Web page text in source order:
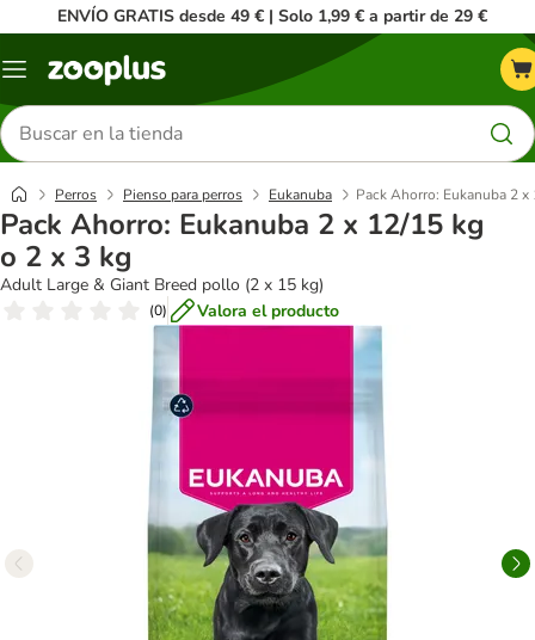
ENVÍO GRATIS desde 49 € | Solo 1,99 € a partir de 29 €
Menú
Buscar
productos
Perros Pienso para perros Eukanuba Pack Ahorro: Eukanuba 2
Pack Ahorro: Eukanuba 2 x 12/15 kg
o 2 x 3 kg
Adult Large & Giant Breed pollo (2 x 15 kg)
(0) Valora el producto